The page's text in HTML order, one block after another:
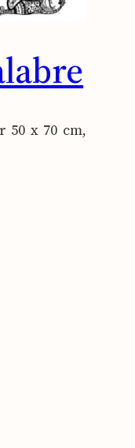
50 x 70 cm,